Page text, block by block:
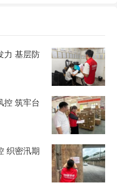
力 基层防
控 筑牢台
织密汛期